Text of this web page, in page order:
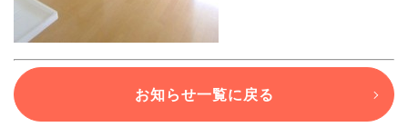
お部屋探し専用LINEはこちら
お知らせ一覧に戻る